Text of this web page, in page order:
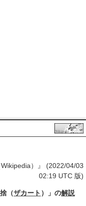
）』 (2022/04/03
02:19 UTC 版)
（ザカート ）」の解説